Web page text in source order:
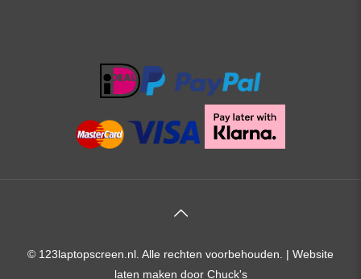
© 123laptopscreen.nl. Alle rechten voorbehouden. | Website
laten maken door Chuck's